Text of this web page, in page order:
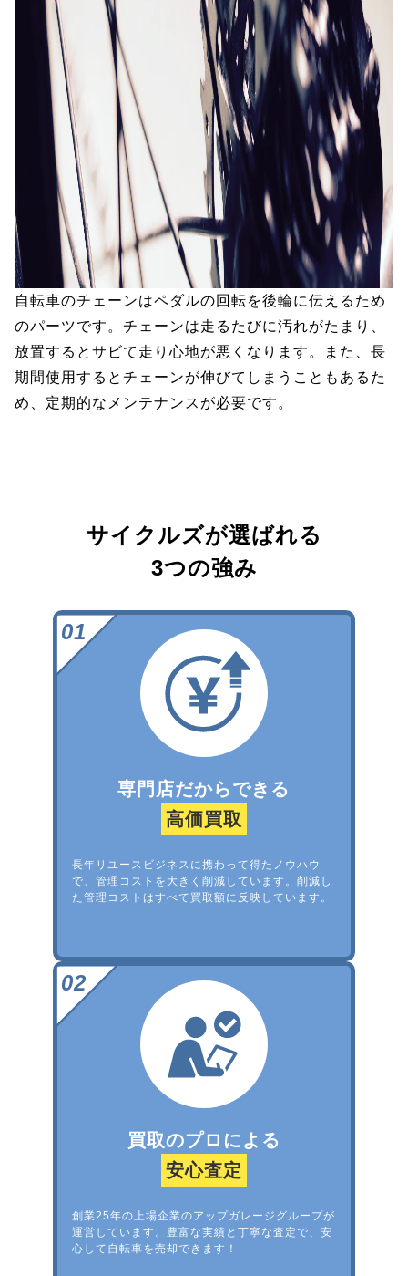
自転車のチェーンはペダルの回転を後輪に伝えるため
のパーツです。チェーンは走るたびに汚れがたまり、
放置するとサビて走り心地が悪くなります。また、長
期間使用するとチェーンが伸びてしまうこともあるた
め、定期的なメンテナンスが必要です。
サイクルズが選ばれる
3つの強み
専門店だからできる
高価買取
長年リユースビジネスに携わって得たノウハウ
で、管理コストを大きく削減しています。削減し
た管理コストはすべて買取額に反映しています。
買取のプロによる
安心査定
創業25年の上場企業のアップガレージグループが
運営しています。豊富な実績と丁寧な査定で、安
心して自転車を売却できます！